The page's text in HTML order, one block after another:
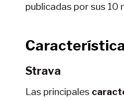
publicadas por sus 10
Strava
Las principales